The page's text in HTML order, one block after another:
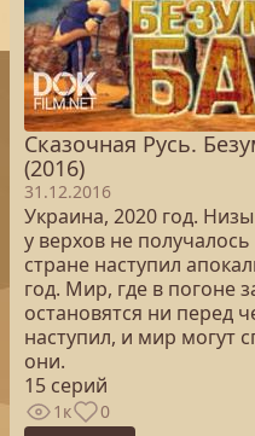
Сказочная Русь.
(2016)
31.12.2016
Украина, 2020 год.
у верхов не
стране наступил
год. Мир, где в погоне
остановятся ни перед
наступил, и мир могут
они.
15 серий
1к 0